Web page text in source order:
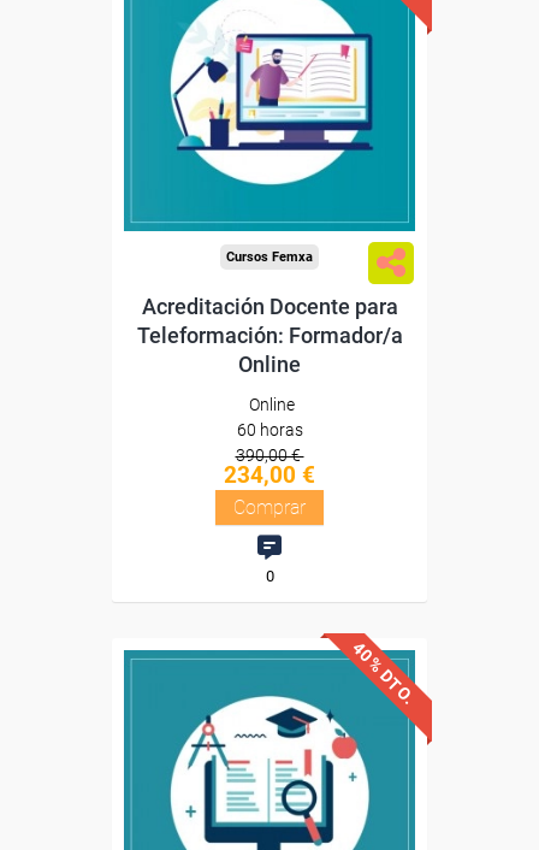
Descuentos especiales
Sin requisitos de acceso
Diploma
Cursos Femxa
Acreditación Docente para
Teleformación: Formador/a
Online
Online
60 horas
390,00 €
234,00 €
Comprar
0
40% DTO.
Descuentos especiales
Sin requisitos de acceso
Diploma